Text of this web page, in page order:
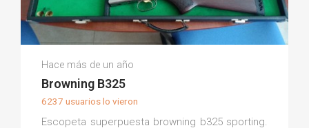
Manuel P.
(0)
Hace más de un año
Browning B325
6237 usuarios lo vieron
Escopeta superpuesta browning b325 sporting.